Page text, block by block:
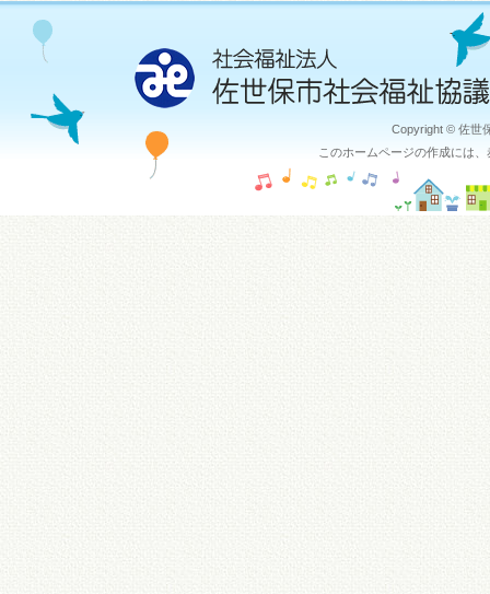
Copyright © 佐世
このホームページの作成には